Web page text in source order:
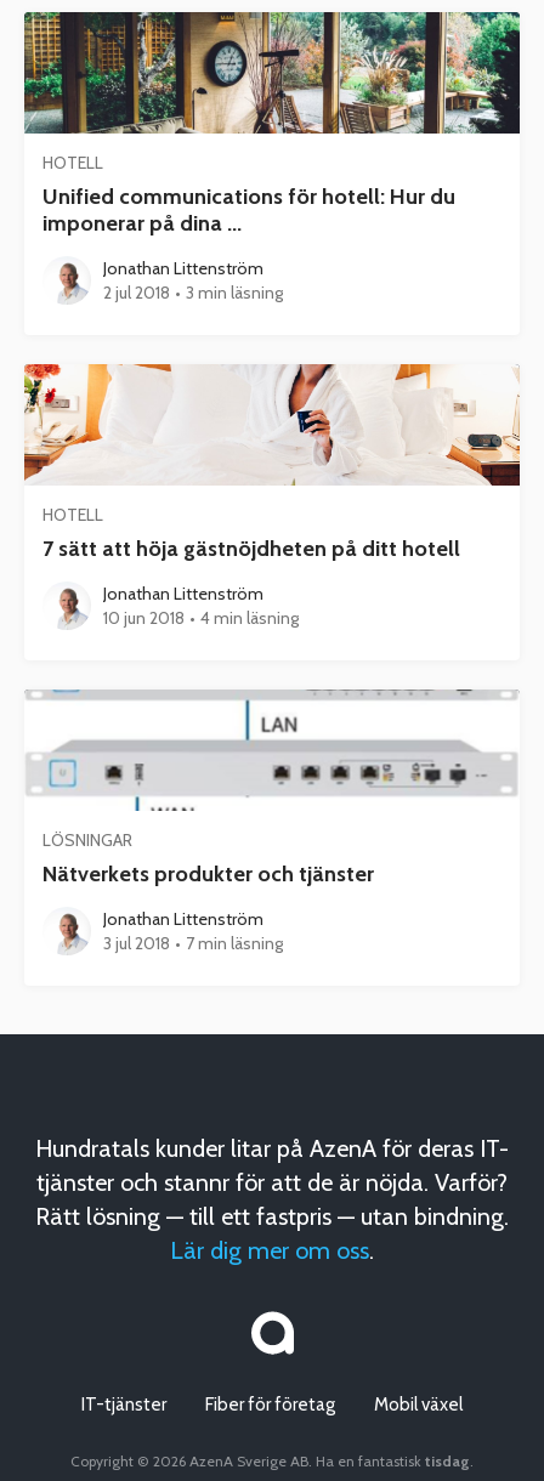
HOTELL
Unified communications för hotell: Hur du
imponerar på dina ...
Jonathan Littenström
2 jul 2018 • 3 min läsning
HOTELL
7 sätt att höja gästnöjdheten på ditt hotell
Jonathan Littenström
10 jun 2018 • 4 min läsning
LÖSNINGAR
Nätverkets produkter och tjänster
Jonathan Littenström
3 jul 2018 • 7 min läsning
Hundratals kunder litar på AzenA för deras IT-
tjänster och stannr för att de är nöjda. Varför?
Rätt lösning — till ett fastpris — utan bindning.
Lär dig mer om oss.
IT-tjänster Fiber för företag Mobil växel
Copyright © 2026 AzenA Sverige AB. Ha en fantastisk tisdag